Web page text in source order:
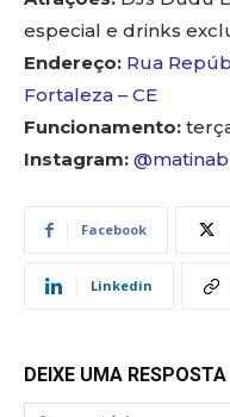
especial e drinks
Endereço: Rua
Fortaleza – CE
Funcionamento:
Instagram:
Facebook
Linkedin
DEIXE UMA RESPOSTA